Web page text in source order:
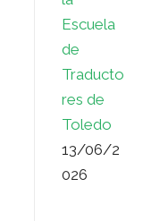
Escuela
de
Traducto
res de
Toledo
13/06/2
026